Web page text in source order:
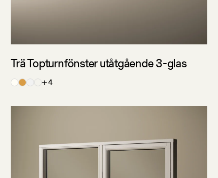
Trä Topturnfönster utåtgående 3-glas
+ 4